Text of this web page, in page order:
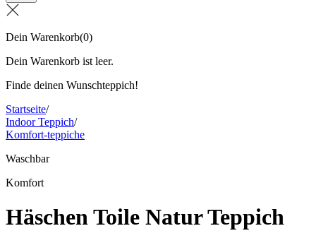
Dein Warenkorb(0)
Dein Warenkorb ist leer.
Finde deinen Wunschteppich!
Startseite/
Indoor Teppich/
Komfort-teppiche
Waschbar
Komfort
Häschen Toile Natur Teppich